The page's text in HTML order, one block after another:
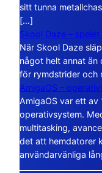
sitt tunna
[…]
Skool Daze –
När Skool Daze
något helt annat än
för rymdstrider och
AmigaOS –
AmigaOS var ett
operativsystem.
multitasking,
det att hemdatorer
användarvänliga